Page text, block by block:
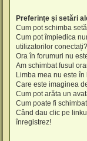
Preferințe și setări
Cum pot schimba
Cum pot împiedica
utilizatorilor conectați?
Ora în forumuri nu
Am schimbat fusul
Limba mea nu este în
Care este imaginea
Cum pot arăta un
Cum poate fi
Când dau clic pe
înregistrez!